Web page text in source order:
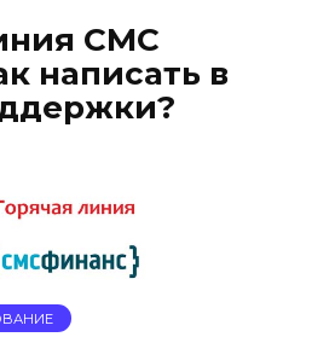
СМС
написать в